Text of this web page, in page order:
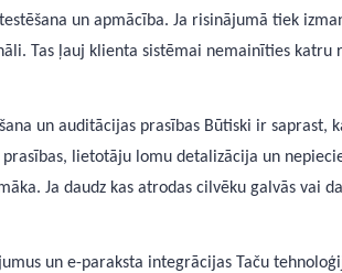
un apmācība. Ja risinājumā tiek
Tas ļauj klienta sistēmai nemainīties katru
un auditācijas prasības Būtiski ir saprast,
lietotāju lomu detalizācija un
Ja daudz kas atrodas cilvēku galvās vai
un e-paraksta integrācijas Taču